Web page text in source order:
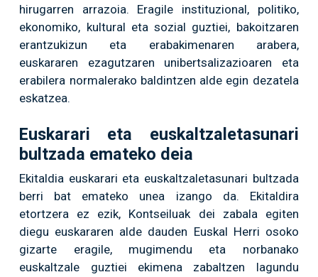
hirugarren arrazoia. Eragile instituzional, politiko,
ekonomiko, kultural eta sozial guztiei, bakoitzaren
erantzukizun eta erabakimenaren arabera,
euskararen ezagutzaren unibertsalizazioaren eta
erabilera normalerako baldintzen alde egin dezatela
eskatzea.
Euskarari eta euskaltzaletasunari
bultzada emateko deia
Ekitaldia euskarari eta euskaltzaletasunari bultzada
berri bat emateko unea izango da. Ekitaldira
etortzera ez ezik, Kontseiluak dei zabala egiten
diegu euskararen alde dauden Euskal Herri osoko
gizarte eragile, mugimendu eta norbanako
euskaltzale guztiei ekimena zabaltzen lagundu